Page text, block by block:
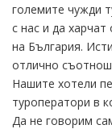
големите чужди
с нас и да
на България.
отлично
Нашите хотели
туроператори в
Да не говорим